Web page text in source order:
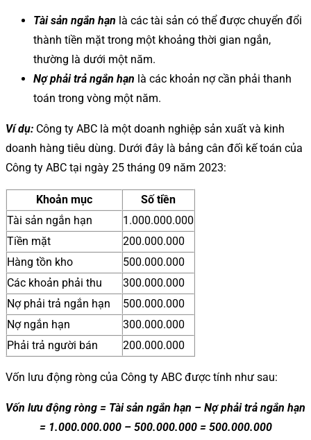
Tài sản ngắn hạn là các tài sản có thể được chuyển đổi
thành tiền mặt trong một khoảng thời gian ngắn,
thường là dưới một năm.
Nợ phải trả ngắn hạn là các khoản nợ cần phải thanh
toán trong vòng một năm.
Ví dụ: Công ty ABC là một doanh nghiệp sản xuất và kinh
doanh hàng tiêu dùng. Dưới đây là bảng cân đối kế toán của
Công ty ABC tại ngày 25 tháng 09 năm 2023:
Khoản mục
Số tiền
Tài sản ngắn hạn
1.000.000.000
Tiền mặt
200.000.000
Hàng tồn kho
500.000.000
Các khoản phải thu
300.000.000
Nợ phải trả ngắn hạn
500.000.000
Nợ ngắn hạn
300.000.000
Phải trả người bán
200.000.000
Vốn lưu động ròng của Công ty ABC được tính như sau:
Vốn lưu động ròng = Tài sản ngắn hạn – Nợ phải trả ngắn hạn
= 1.000.000.000 – 500.000.000 = 500.000.000